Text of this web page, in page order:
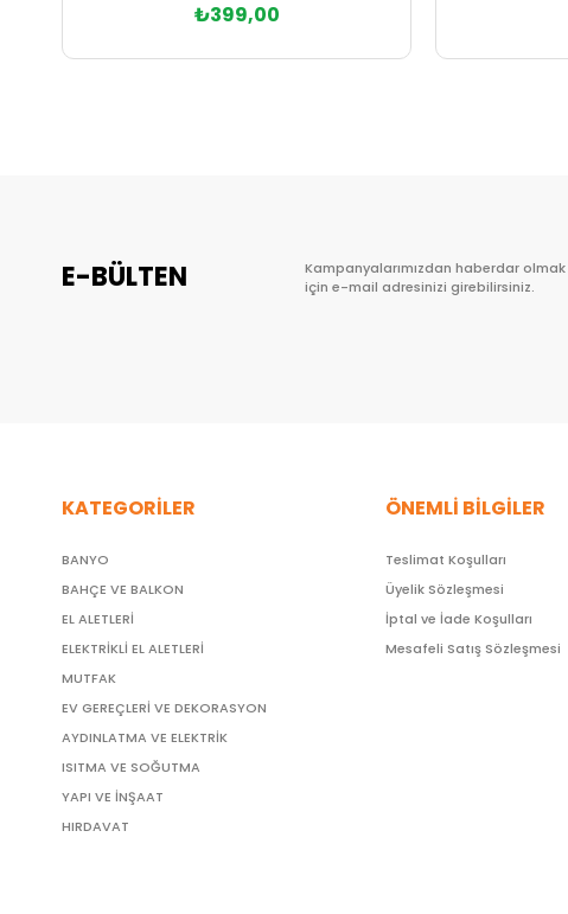
₺399,00
E-BÜLTEN
Kampanyalarımızdan haberdar olmak
için e-mail adresinizi girebilirsiniz.
KATEGORİLER
BANYO
BAHÇE VE BALKON
EL ALETLERİ
ELEKTRİKLİ EL ALETLERİ
MUTFAK
EV GEREÇLERİ VE DEKORASYON
AYDINLATMA VE ELEKTRİK
ISITMA VE SOĞUTMA
YAPI VE İNŞAAT
HIRDAVAT
ÖNEMLİ BİLGİLER
Teslimat Koşulları
Üyelik Sözleşmesi
İptal ve İade Koşulları
Mesafeli Satış Sözleşmesi